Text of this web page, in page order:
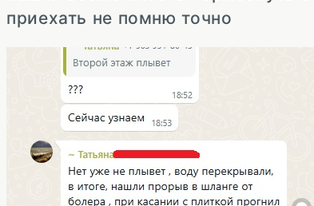
приехать не помню точно